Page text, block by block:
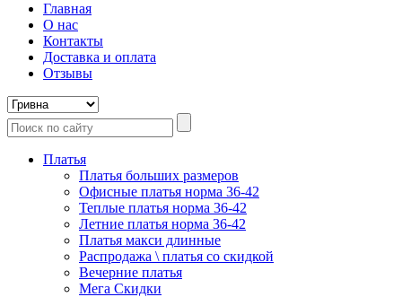
Главная
О нас
Контакты
Доставка и оплата
Отзывы
Платья
Платья больших размеров
Офисные платья норма 36-42
Теплые платья норма 36-42
Летние платья норма 36-42
Платья макси длинные
Распродажа \ платья со скидкой
Вечерние платья
Мега Скидки